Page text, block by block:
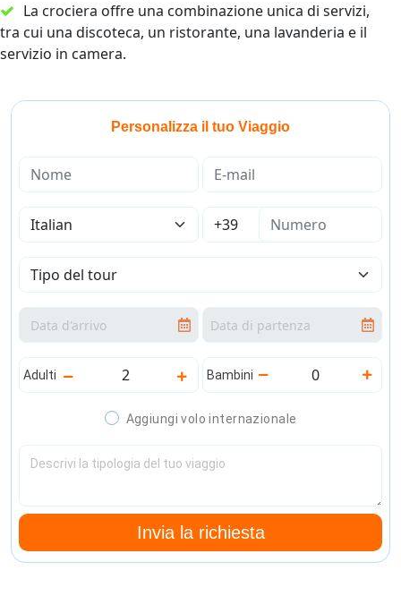
La crociera offre una combinazione unica di servizi,
tra cui una discoteca, un ristorante, una lavanderia e il
servizio in camera.
Personalizza il tuo Viaggio
Adulti Bambini
Aggiungi volo internazionale
Invia la richiesta